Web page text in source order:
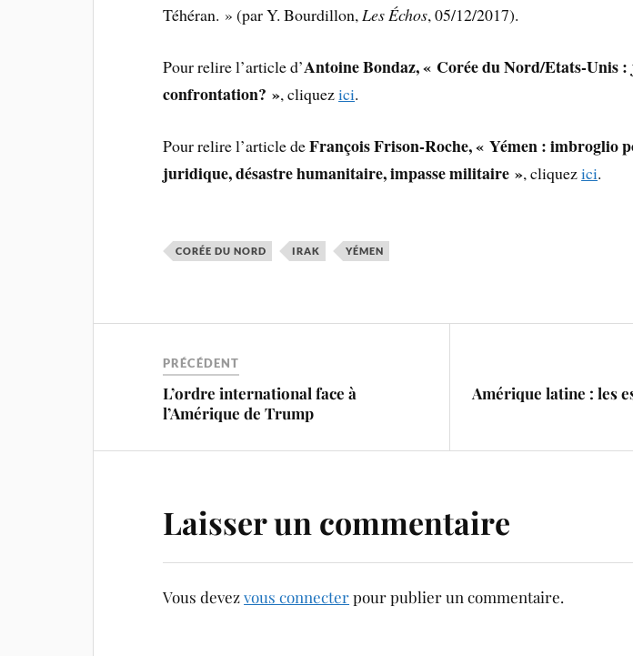
Téhéran. » (par Y. Bourdillon,Les Échos, 05/12/2017).
Pour relire l’article d’Antoine Bondaz, « Corée du Nord/Etats-Unis :
confrontation? », cliquezici.
Pour relire l’article deFrançois Frison-Roche, « Yémen : imbroglio
juridique, désastre humanitaire, impasse militaire », cliquezici.
CORÉE DU NORD IRAK YÉMEN
PRÉCÉDENT
L’ordre international face à
l’Amérique de Trump
Amérique latine : les
Laisser un commentaire
Vous devezvous connecterpour publier un commentaire.